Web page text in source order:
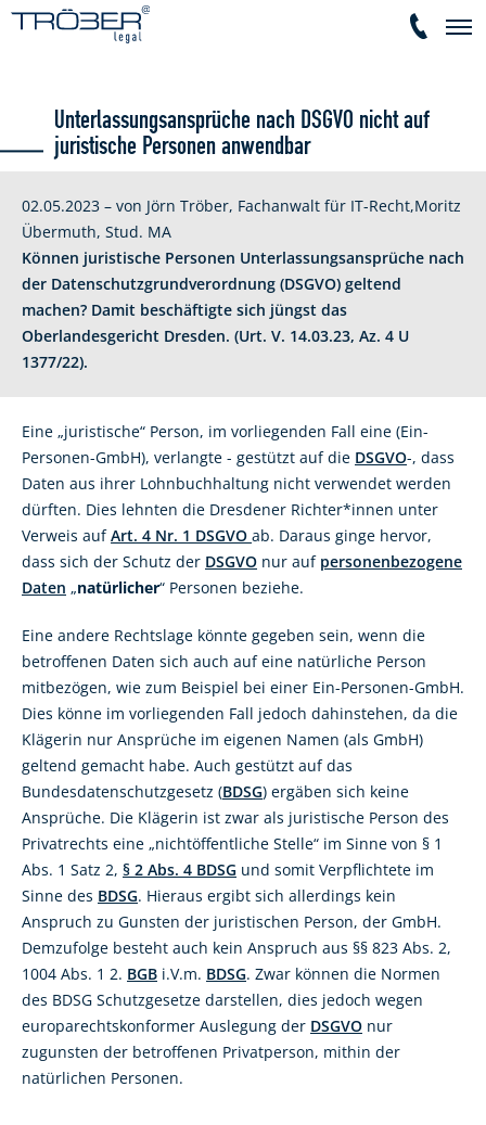
Unterlassungsansprüche nach DSGVO nicht auf
juristische Personen anwendbar
02.05.2023 – von Jörn Tröber, Fachanwalt für IT-Recht,Moritz
Übermuth, Stud. MA
Können juristische Personen Unterlassungsansprüche nach
der Datenschutzgrundverordnung (DSGVO) geltend
machen? Damit beschäftigte sich jüngst das
Oberlandesgericht Dresden. (Urt. V. 14.03.23, Az. 4 U
1377/22).
Eine „juristische“ Person, im vorliegenden Fall eine (Ein-
Personen-GmbH), verlangte - gestützt auf die DSGVO-, dass
Daten aus ihrer Lohnbuchhaltung nicht verwendet werden
dürften. Dies lehnten die Dresdener Richter*innen unter
Verweis aufArt. 4 Nr. 1 DSGVO ab. Daraus ginge hervor,
dass sich der Schutz der DSGVO nur auf personenbezogene
Daten „natürlicher“ Personen beziehe.
Eine andere Rechtslage könnte gegeben sein, wenn die
betroffenen Daten sich auch auf eine natürliche Person
mitbezögen, wie zum Beispiel bei einer Ein-Personen-GmbH.
Dies könne im vorliegenden Fall jedoch dahinstehen, da die
Klägerin nur Ansprüche im eigenen Namen (als GmbH)
geltend gemacht habe. Auch gestützt auf das
Bundesdatenschutzgesetz (BDSG) ergäben sich keine
Ansprüche. Die Klägerin ist zwar als juristische Person des
Privatrechts eine „nichtöffentliche Stelle“ im Sinne von § 1
Abs. 1 Satz 2, § 2 Abs. 4 BDSG und somit Verpflichtete im
Sinne des BDSG. Hieraus ergibt sich allerdings kein
Anspruch zu Gunsten der juristischen Person, der GmbH.
Demzufolge besteht auch kein Anspruch aus §§ 823 Abs. 2,
1004 Abs. 1 2. BGB i.V.m. BDSG. Zwar können die Normen
des BDSG Schutzgesetze darstellen, dies jedoch wegen
europarechtskonformer Auslegung der DSGVO nur
zugunsten der betroffenen Privatperson, mithin der
natürlichen Personen.